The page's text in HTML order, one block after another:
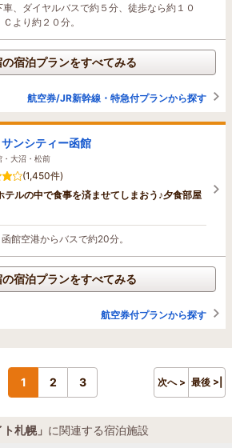
、ダイヤルバスで約５分、徒歩なら約１０
より約２０分。
の宿泊プランをすべてみる
航空券/JR新幹線・特急付プランから探す
ンシティー函館
大沼・松前
(1,450件)
テルの中で食事を済ませてしまおう♪夕食部屋
館空港からバスで約20分。
の宿泊プランをすべてみる
航空券付プランから探す
1 2 3 次へ > 最後 >|
札幌」 に関連する宿泊施設